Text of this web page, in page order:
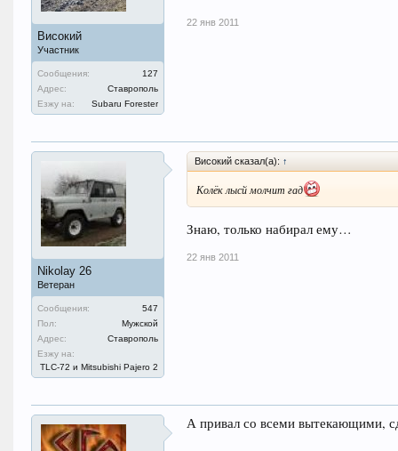
Високий
Участник
Сообщения:
127
Адрес:
Ставрополь
Езжу на:
Subaru Forester
22 янв 2011
Nikolay 26
Ветеран
Сообщения:
547
Пол:
Мужской
Адрес:
Ставрополь
Езжу на:
TLC-72 и Mitsubishi Pajero 2
Високий сказал(а): ↑
Колёк лысй молчит гад
Знаю, только набирал ему…
22 янв 2011
А привал со всеми вытекающими,